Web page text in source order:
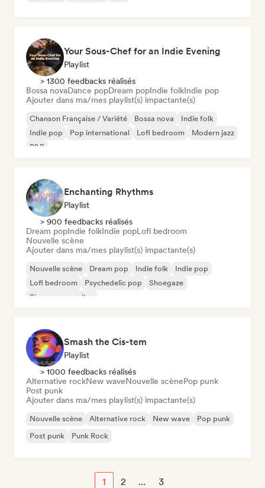
Your Sous-Chef for an Indie Evening
Playlist
> 1300 feedbacks réalisés
Bossa novaDance popDream popIndie folkIndie pop
Ajouter dans ma/mes playlist(s) impactante(s)
Chanson Française / Variété Bossa nova
Indie folk
Indie pop
Pop international Lofi bedroom
Modern jazz
R&B
Enchanting Rhythms
Playlist
> 900 feedbacks réalisés
Dream popIndie folkIndie popLofi bedroom
Nouvelle scène
Ajouter dans ma/mes playlist(s) impactante(s)
Nouvelle scène Dream pop Indie folk
Indie pop
Lofi bedroom
Psychedelic pop
Shoegaze
Singer-songwriter
Smash the Cis-tem
Playlist
> 1000 feedbacks réalisés
Alternative rockNew waveNouvelle scènePop punk
Post punk
Ajouter dans ma/mes playlist(s) impactante(s)
Nouvelle scène Alternative rock New wave
Pop punk
Post punk
Punk Rock
1 2 ... 3